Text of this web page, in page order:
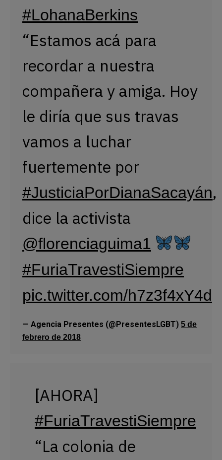
#LohanaBerkins
“Estamos acá para
recordar a nuestra
compañera y amiga. Hoy
le diría que sus travas
vamos a luchar
fuertemente por
#JusticiaPorDianaSacayán,
dice la activista
@florenciaguima1
#FuriaTravestiSiempre
pic.twitter.com/h7z3f4xY4d
— Agencia Presentes (@PresentesLGBT) 5 de
febrero de 2018
[AHORA]
#FuriaTravestiSiempre
“La colonia de